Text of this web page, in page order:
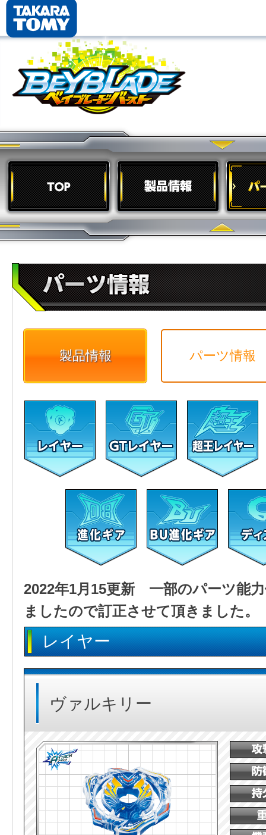
製品情報 パーツ情報
2022年1月15更新 一部のパーツ能
ましたので訂正させて頂きました。
レイヤー
ヴァルキリー